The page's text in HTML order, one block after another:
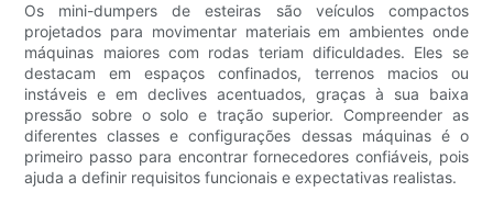
Os mini-dumpers de esteiras são veículos compactos
projetados para movimentar materiais em ambientes onde
máquinas maiores com rodas teriam dificuldades. Eles se
destacam em espaços confinados, terrenos macios ou
instáveis ​​e em declives acentuados, graças à sua baixa
pressão sobre o solo e tração superior. Compreender as
diferentes classes e configurações dessas máquinas é o
primeiro passo para encontrar fornecedores confiáveis, pois
ajuda a definir requisitos funcionais e expectativas realistas.